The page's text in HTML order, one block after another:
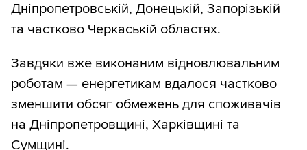
Дніпропетровській, Донецькій, Запорізькій
та частково Черкаській областях.
Завдяки вже виконаним відновлювальним
роботам — енергетикам вдалося частково
зменшити обсяг обмежень для споживачів
на Дніпропетровщині, Харківщині та
Сумщині.